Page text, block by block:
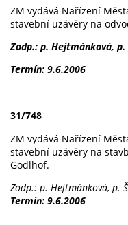
ZM vydává Nařízení
stavební uzávěry na
Zodp.: p. Hejtmánková, p.
Termín: 9.6.2006
31/748
ZM vydává Nařízení
stavební uzávěry na
Godlhof.
Zodp.: p. Hejtmánková, p.
Termín: 9.6.2006